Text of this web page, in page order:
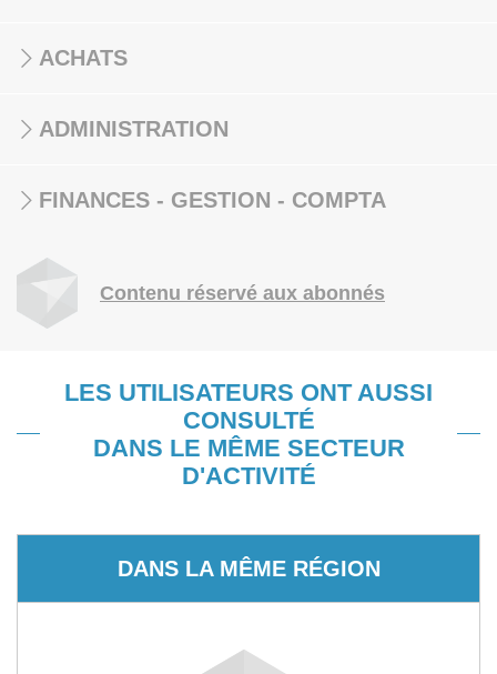
ACHATS
ADMINISTRATION
FINANCES - GESTION - COMPTA
Contenu réservé aux abonnés
LES UTILISATEURS ONT AUSSI
CONSULTÉ
DANS LE MÊME SECTEUR
D'ACTIVITÉ
DANS LA MÊME RÉGION